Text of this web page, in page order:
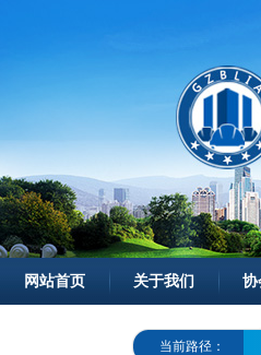
网站首页 关于我们 协
当前路径：